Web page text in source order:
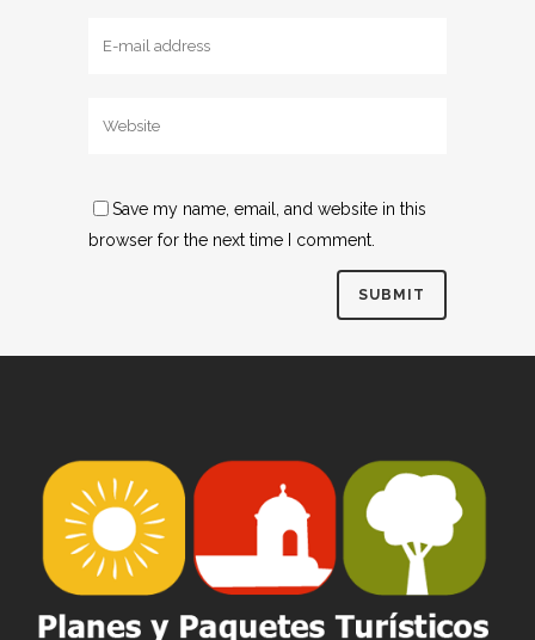
Save my name, email, and website in this
browser for the next time I comment.